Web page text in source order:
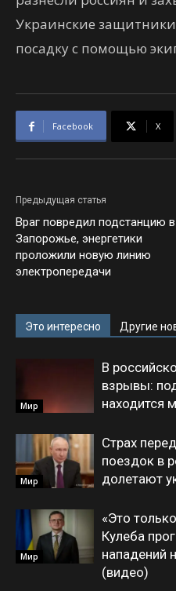
Украинские
посадку с помощью
Facebook X
Предыдущая статья
Враг повредил подстанцию в
Запорожье, энергетики
проложили новую линию
электропередачи
Это интересно Другие
Мир
В
взрывы:
находится
Мир
Страх
поездок в
долетают
Мир
«Это
Кулеба
нападений
(видео)